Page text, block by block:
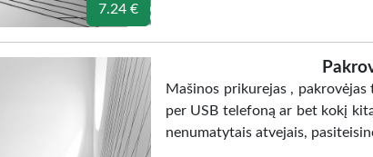
7.24 €
Mašinos prikurejas ,
per USB telefoną ar bet kokį
nenumatytais atvejais,